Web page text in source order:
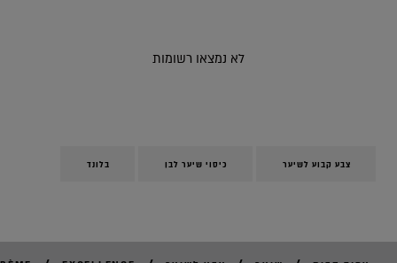
לא נמצאו רשומות
צבע קבוע לשיער כיסוי שיער לבן בלונד